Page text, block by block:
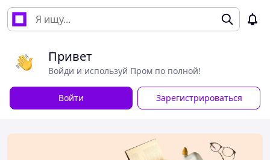
Привет
Войди и используй Пром по полной!
Войти Зарегистрироваться